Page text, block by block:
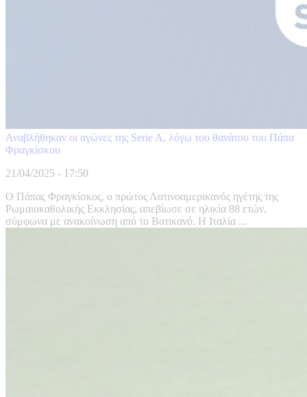
Αναβλήθηκαν οι αγώνες της Serie A, λόγω του θανάτου του Πάπα
Φραγκίσκου
21/04/2025 - 17:50
Ο Πάπας Φραγκίσκος, ο πρώτος Λατινοαμερικανός ηγέτης της
Ρωμαιοκαθολικής Εκκλησίας, απεβίωσε σε ηλικία 88 ετών,
σύμφωνα με ανακοίνωση από το Βατικανό. Η Ιταλία ...